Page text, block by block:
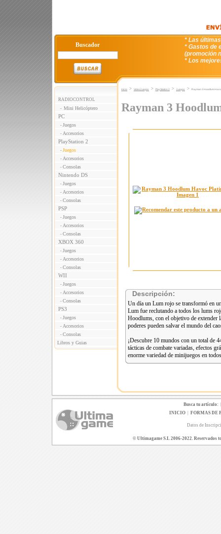
Buscador
* Las
* Gastos de
(promoción
* Los
RADIOCONTROL
- Mini Helicóptero
PC
- Juegos
- Accesorios
PlayStation 2
- Juegos
- Accesorios
- Consolas
Nintendo DS
- Juegos
- Accesorios
- Consolas
PSP
- Juegos
- Accesorios
- Consolas
XBOX 360
- Juegos
- Accesorios
- Consolas
WII
- Juegos
- Accesorios
- Consolas
PS3
- Juegos
- Accesorios
- Consolas
Libros y Guias
Inicio > VideoJuegos > PlayStation 2 > Juegos > Rayman 3 Hoodlum
Rayman 3
Descripción:
Un día un Lum rojo se transformó en
Lum fue reclutando a todos los lums
Hoodlums, con el objetivo de extender
poderes pueden salvar el mundo del
¡Descubre 10 mundos con un total de
tácticas de combate variadas, efectos
enorme variedad de minijuegos en
Busca tu artículo:
INICIO| FORMAS DE
Datos de
© Ultimagame S.L 2006-2022. Reservados